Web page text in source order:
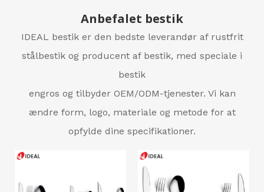
Anbefalet bestik
IDEAL bestik er den bedste leverandør af rustfrit
stålbestik og producent af bestik, med speciale i
bestik
engros og tilbyder OEM/ODM-tjenester. Vi kan
ændre form, logo, materiale og metode for at
opfylde dine specifikationer.